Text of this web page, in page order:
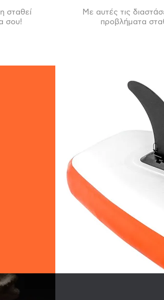
σταθεί
σου!
Με αυτές τις
προβλήματα